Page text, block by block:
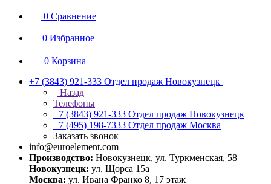
0 Сравнение
0 Избранное
0 Корзина
+7 (3843) 921-333 Отдел продаж Новокузнецк
Назад
Телефоны
+7 (3843) 921-333 Отдел продаж Новокузнецк
+7 (495) 198-7333 Отдел продаж Москва
Заказать звонок
info@euroelement.com
Производство: Новокузнецк, ул. Туркменская, 58
Новокузнецк: ул. Щорса 15а
Москва: ул. Ивана Франко 8, 17 этаж